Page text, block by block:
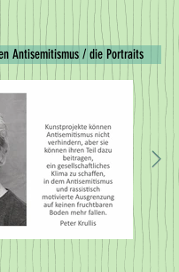
Antisemitismus / die Portraits